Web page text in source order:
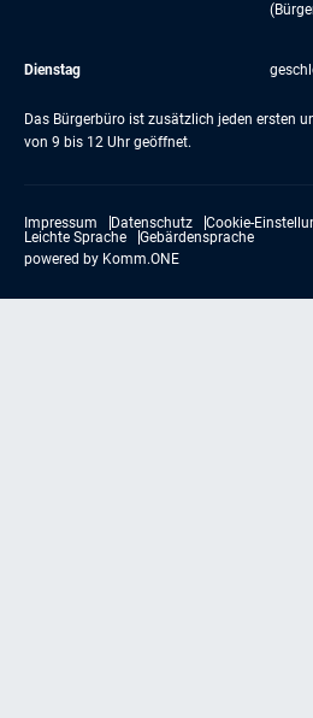
Dienstag
Das Bürgerbüro ist zusätzlich jeden ersten
von 9 bis 12 Uhr geöffnet.
Impressum Datenschutz Cookie-
Leichte Sprache
Gebärdensprache
powered by Komm.ONE